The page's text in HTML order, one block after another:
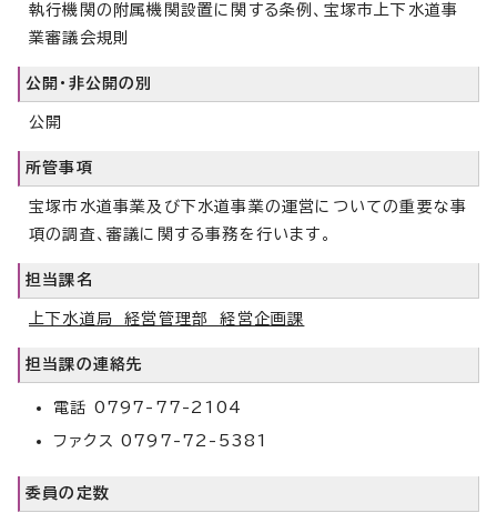
執行機関の附属機関設置に関する条例、宝塚市上下水道事
業審議会規則
公開・非公開の別
公開
所管事項
宝塚市水道事業及び下水道事業の運営についての重要な事
項の調査、審議に関する事務を行います。
担当課名
上下水道局 経営管理部 経営企画課
担当課の連絡先
電話 0797-77-2104
ファクス 0797-72-5381
委員の定数